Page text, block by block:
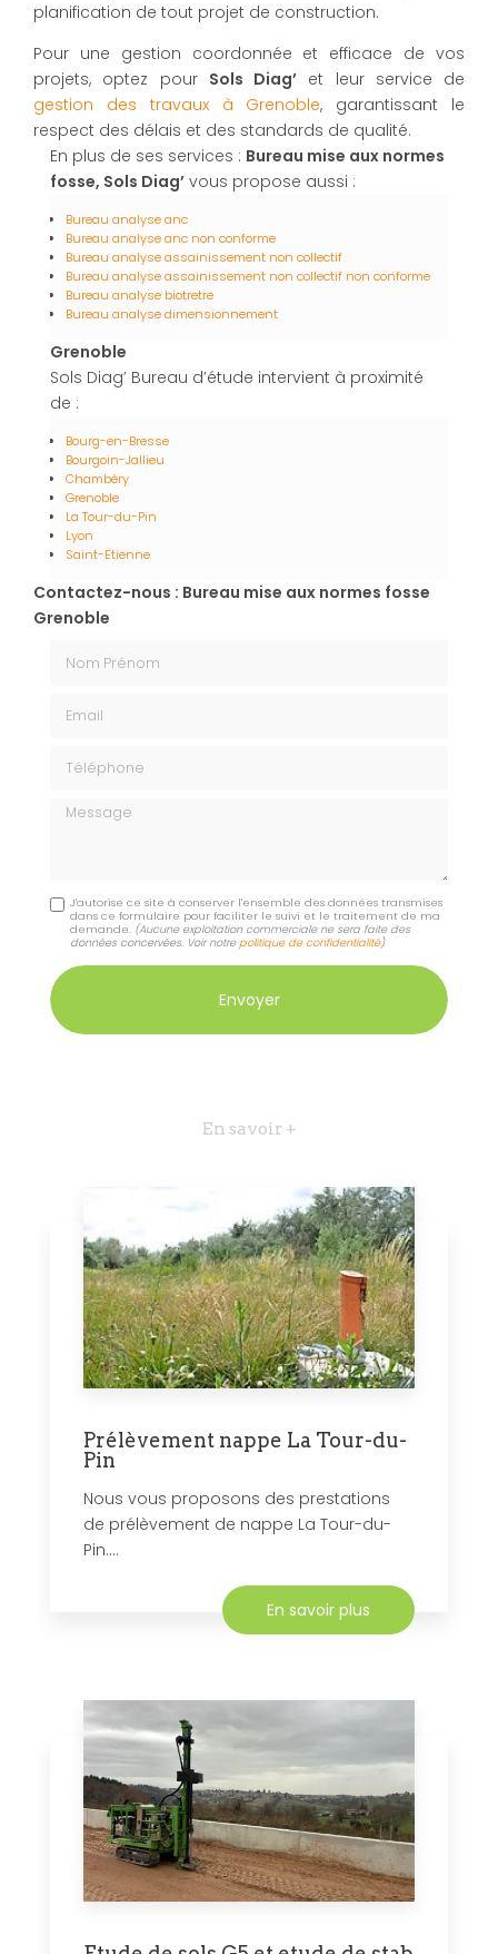
planification de tout projet de construction.
Pour une gestion coordonnée et efficace de vos
projets, optez pour Sols Diag’ et leur service de
gestion des travaux à Grenoble, garantissant le
respect des délais et des standards de qualité.
En plus de ses services : Bureau mise aux normes
fosse, Sols Diag’ vous propose aussi :
Bureau analyse anc
Bureau analyse anc non conforme
Bureau analyse assainissement non collectif
Bureau analyse assainissement non collectif non conforme
Bureau analyse biotretre
Bureau analyse dimensionnement
Grenoble
Sols Diag’ Bureau d’étude intervient à proximité
de :
Bourg-en-Bresse
Bourgoin-Jallieu
Chambéry
Grenoble
La Tour-du-Pin
Lyon
Saint-Etienne
Contactez-nous : Bureau mise aux normes fosse
Grenoble
Nom Prénom
Téléphone
Message
J'autorise ce site à conserver l'ensemble des données transmises
dans ce formulaire pour faciliter le suivi et le traitement de ma
demande. (Aucune exploitation commerciale ne sera faite des
données concervées. Voir notrepolitique de confidentialité)
En savoir +
Prélèvement nappe La Tour-du-
Pin
Nous vous proposons des prestations
de prélèvement de nappe La Tour-du-
Pin....
En savoir plus